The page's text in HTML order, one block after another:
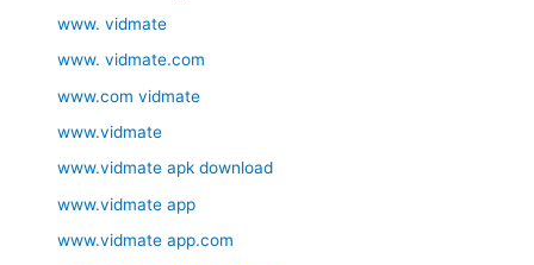
www. vidmate
www. vidmate.com
www.com vidmate
www.vidmate
www.vidmate apk download
www.vidmate app
www.vidmate app.com